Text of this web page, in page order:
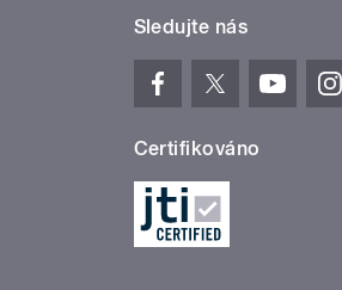
Sledujte nás
Certifikováno